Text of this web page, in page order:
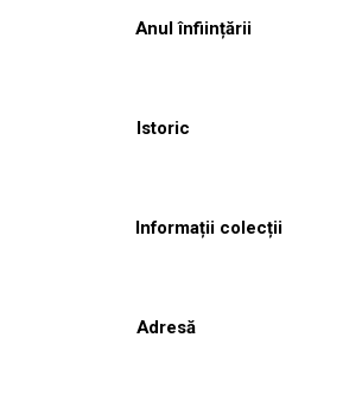
Anul înființării
Istoric
Informații colecții
Adresă